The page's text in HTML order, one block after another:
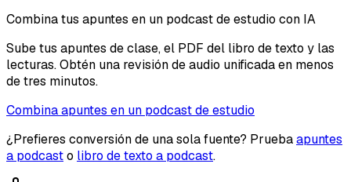
Combina tus apuntes en un podcast de estudio con IA
Sube tus apuntes de clase, el PDF del libro de texto y las
lecturas. Obtén una revisión de audio unificada en menos
de tres minutos.
Combina apuntes en un podcast de estudio
¿Prefieres conversión de una sola fuente? Pruebaapuntes
a podcasto libro de texto a podcast.